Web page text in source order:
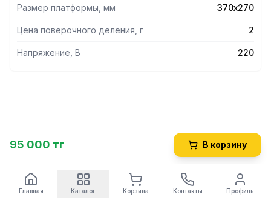
Размер платформы, мм 370х270
Цена поверочного деления, г 2
Напряжение, В 220
95 000 тг В корзину
Главная Каталог Корзина Контакты Профиль